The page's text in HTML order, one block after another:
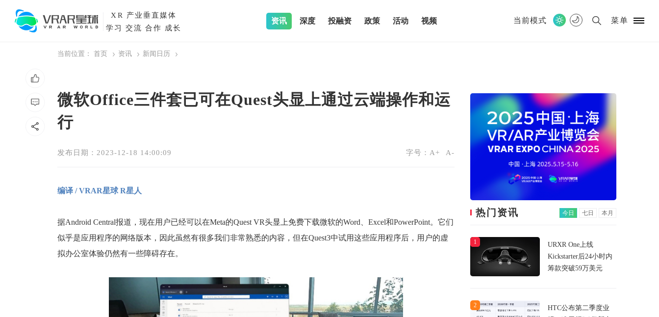
XR
产业垂直媒体
学习 交流 合作 成长
资讯 深度 投融资 政策 活动 视频 当前模式 菜单
当前位置： 首页 资讯 新闻日历
微软Office三件套已可在Quest头显上通过云端操作和运
行
发布日期：2023-12-18 14:00:09 字号： A+ A-
编译 / VRAR星球 R星人
据Android Central报道，现在用户已经可以在Meta的Quest VR头显 上免费下载微软的Word、Excel和PowerPoint。它们
似乎是应用程序的网络版本，因此虽然有很多我们非常熟悉的内容，但在Quest3中试用这些应用程序后， 用户的虚
拟办公室体验仍然有一些障碍存在。
热门资讯 今日 七日 本月
1
URXR One上线
Kickstarter后24小时内
筹款突破59万美元
2
HTC公布第二季度业